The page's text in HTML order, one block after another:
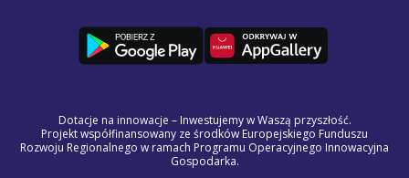
Dotacje na innowacje – Inwestujemy w Waszą przyszłość.
Projekt współfinansowany ze środków Europejskiego Funduszu
Rozwoju Regionalnego w ramach Programu Operacyjnego Innowacyjna
Gospodarka.